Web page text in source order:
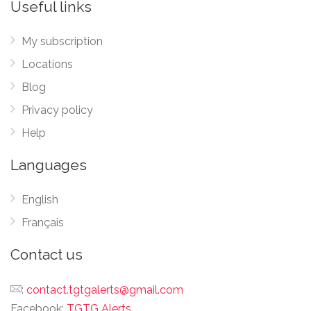
Useful links
My subscription
Locations
Blog
Privacy policy
Help
Languages
English
Français
Contact us
: contact.tgtgalerts@gmail.com